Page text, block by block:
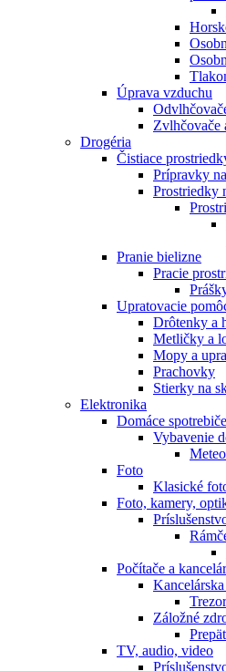
Úprava vzduchu
Zvlhčovače
Drogéria
Čistiace
Prípravky
Prostriedky
Pranie bielizne
Pracie
Upratovacie
Drôtenky a
Metličky a
Mopy a
Prachovky
Stierky na
Elektronika
Domáce spotrebiče
Vybavenie
Foto
Klasické
Foto, kamery,
Počítače a
Záložné
TV, audio, video